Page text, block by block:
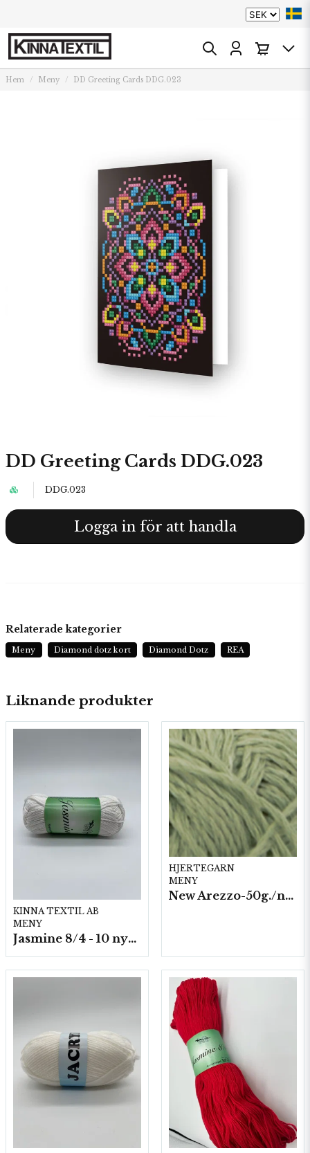
Hem Meny DD Greeting Cards DDG.023
DD Greeting Cards DDG.023
DDG.023
Logga in för att handla
Liknande produkter
KINNA TEXTIL AB
MENY
Jasmine 8/4 - 10 nystan a50g./fp.
HJERTEGARN
MENY
New Arezzo-50g./nyst. 10 st/fp.
Relaterade kategorier
Meny Diamond dotz kort Diamond Dotz REA